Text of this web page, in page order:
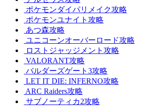
ポケモンダイパリメイク攻略
ポケモンユナイト攻略
あつ森攻略
ユニコーンオーバーロード攻略
ロストジャッジメント攻略
VALORANT攻略
バルダーズゲート3攻略
LET IT DIE: INFERNO攻略
ARC Raiders攻略
サブノーティカ2攻略